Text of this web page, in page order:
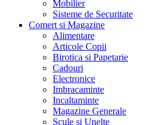
Mobilier
Sisteme de Securitate
Comert si Magazine
Alimentare
Articole Copii
Birotica si Papetarie
Cadouri
Electronice
Imbracaminte
Incaltaminte
Magazine Generale
Scule si Unelte